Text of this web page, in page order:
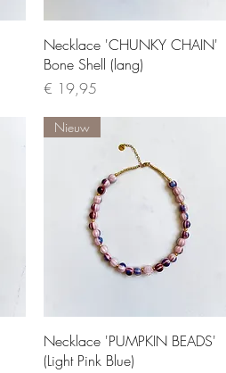
Quick View
Necklace 'CHUNKY CHAIN'
Bone Shell (lang)
Price
€ 19,95
Quick View
Nieuw
Necklace 'PUMPKIN BEADS'
(Light Pink Blue)